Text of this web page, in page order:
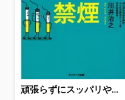
頑張らずにスッパリやめられる禁煙